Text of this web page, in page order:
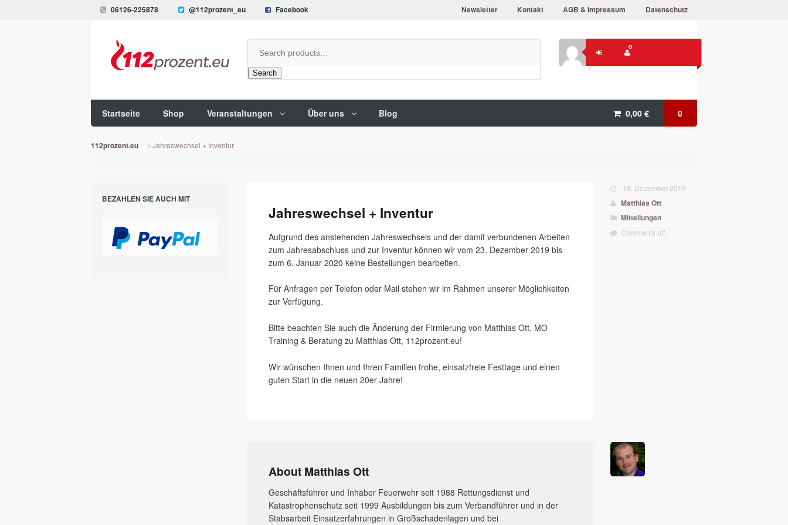
06126-225878 @112prozent_eu Facebook Newsletter Kontakt AGB & Impressum Datenschutz
Search
0,00 € 0
Startseite Shop Veranstaltungen Über uns Blog
112prozent.eu Jahreswechsel + Inventur
Jahreswechsel + Inventur
Aufgrund des anstehenden Jahreswechsels und der damit verbundenen Arbeiten
zum Jahresabschluss und zur Inventur können wir vom 23. Dezember 2019 bis
zum 6. Januar 2020 keine Bestellungen bearbeiten.
Für Anfragen per Telefon oder Mail stehen wir im Rahmen unserer Möglichkeiten
zur Verfügung.
Bitte beachten Sie auch die Änderung der Firmierung von Matthias Ott, MO
Training & Beratung zu Matthias Ott, 112prozent.eu!
Wir wünschen Ihnen und Ihren Familien frohe, einsatzfreie Festtage und einen
guten Start in die neuen 20er Jahre!
18. Dezember 2019
Matthias Ott
Mitteilungen
Comments off.
About Matthias Ott
Geschäftsführer und Inhaber Feuerwehr seit 1988 Rettungsdienst und
Katastrophenschutz seit 1999 Ausbildungen bis zum Verbandführer und in der
Stabsarbeit Einsatzerfahrungen in Großschadenlagen und bei
BEZAHLEN SIE AUCH MIT